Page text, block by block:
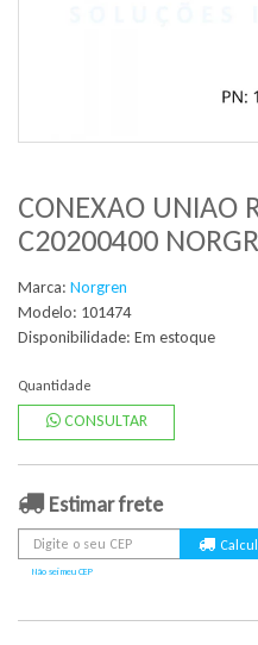
CONEXAO UNIAO
C20200400
Marca: Norgren
Modelo: 101474
Disponibilidade: Em estoque
Quantidade
CONSULTAR
Estimar frete
Não sei meu CEP